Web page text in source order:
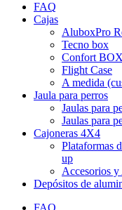
FAQ
Cajas
AluboxPro
Tecno box
Confort BOX
Flight Case
A medida
Jaula para perros
Jaulas para
Jaulas para
Cajoneras 4X4
Plataformas
up
Accesorios y
Depósitos de
FAQ